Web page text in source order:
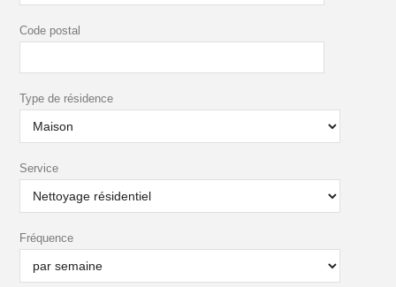
Code postal
Type de résidence
Service
Fréquence